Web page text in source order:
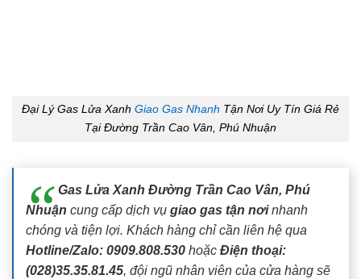
Đại Lý Gas Lửa Xanh Giao Gas Nhanh Tận Nơi Uy Tín Giá Rẻ
Tại Đường Trần Cao Vân, Phú Nhuận
Gas Lửa Xanh Đường Trần Cao Vân, Phú
Nhuận cung cấp dịch vụ giao gas tận nơinhanh
chóng và tiện lợi. Khách hàng chỉ cần liên hệ qua
Hotline/Zalo: 0909.808.530 hoặc Điện thoại:
(028)35.35.81.45, đội ngũ nhân viên của cửa hàng sẽ